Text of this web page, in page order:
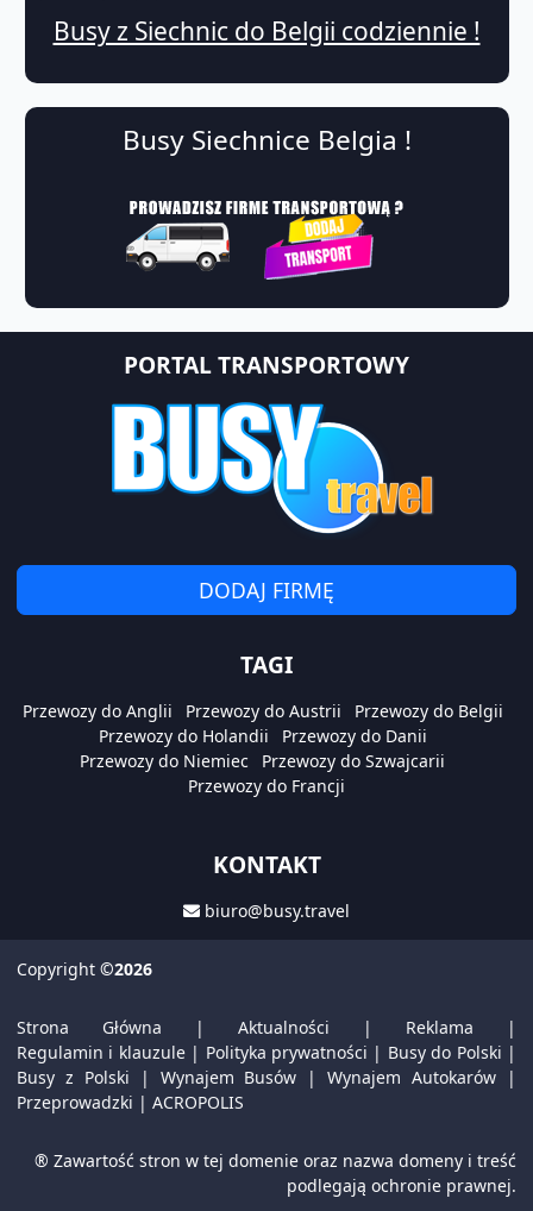
Busy z Siechnic do Belgii codziennie !
Busy Siechnice Belgia !
PORTAL TRANSPORTOWY
DODAJ FIRMĘ
TAGI
Przewozy do Anglii Przewozy do Austrii
Przewozy do Belgii
Przewozy do Holandii
Przewozy do Danii
Przewozy do Niemiec
Przewozy do Szwajcarii
Przewozy do Francji
KONTAKT
biuro@busy.travel
Copyright ©2026
Strona Główna | Aktualności | Reklama |
Regulamin i klauzule| Polityka prywatności | Busy do Polski |
Busy z Polski | Wynajem Busów |Wynajem Autokarów |
Przeprowadzki | ACROPOLIS
® Zawartość stron w tej domenie oraz nazwa domeny i treść
podlegają ochronie prawnej.